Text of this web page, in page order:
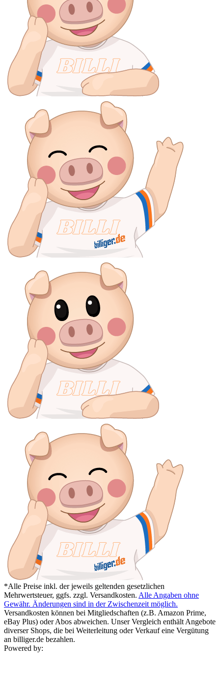
*Alle Preise inkl. der jeweils geltenden gesetzlichen
Mehrwertsteuer, ggfs. zzgl. Versandkosten. Alle Angaben ohne
Gewähr. Änderungen sind in der Zwischenzeit möglich.
Versandkosten können bei Mitgliedschaften (z.B. Amazon Prime,
eBay Plus) oder Abos abweichen. Unser Vergleich enthält Angebote
diverser Shops, die bei Weiterleitung oder Verkauf eine Vergütung
an billiger.de bezahlen.
Powered by: